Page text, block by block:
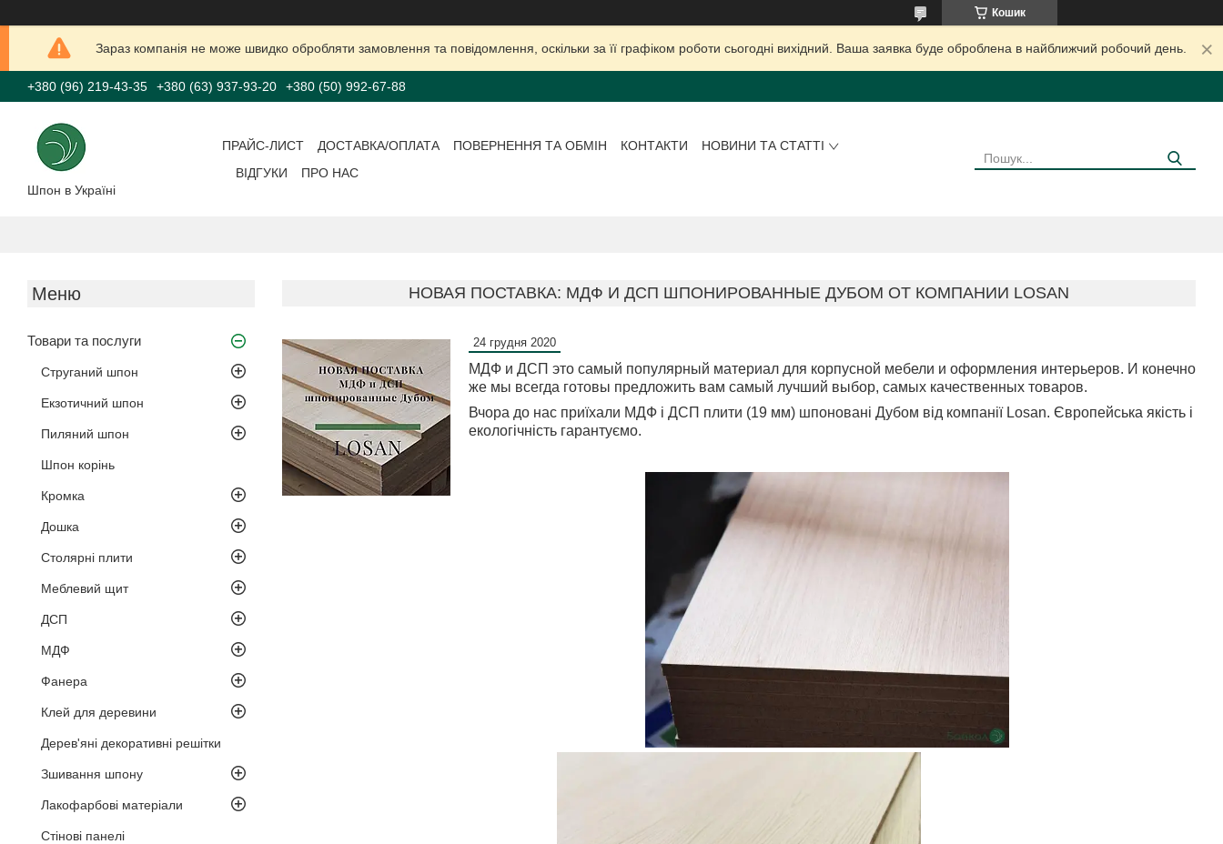
Кошик
Зараз компанія не може швидко обробляти замовлення та повідомлення, оскільки за її графіком роботи сьогодні вихідний. Ваша заявка буде оброблена в найближчий робочий день.
+380 (96) 219-43-35 +380 (63) 937-93-20 +380 (50) 992-67-88
Шпон в Україні
ПРАЙС-ЛИСТ ДОСТАВКА/ОПЛАТА ПОВЕРНЕННЯ ТА ОБМІН КОНТАКТИ
НОВИНИ ТА СТАТТІ
ВІДГУКИ
ПРО НАС
Товари та послуги
Струганий шпон
Екзотичний шпон
Пиляний шпон
Шпон корінь
Кромка
Дошка
Столярні плити
Меблевий щит
ДСП
МДФ
Фанера
Клей для деревини
Дерев'яні декоративні решітки
Зшивання шпону
Лакофарбові матеріали
Стінові панелі
НОВАЯ ПОСТАВКА: МДФ И ДСП ШПОНИРОВАННЫЕ ДУБОМ ОТ КОМПАНИИ LOSAN
24 грудня 2020
МДФ и ДСП это самый популярный материал для корпусной мебели и оформления интерьеров. И конечно
же мы всегда готовы предложить вам самый лучший выбор, самых качественных товаров.
Вчора до нас приїхали МДФ і ДСП плити (19 мм) шпоновані Дубом від компанії Losan. Європейська якість і
екологічність гарантуємо.